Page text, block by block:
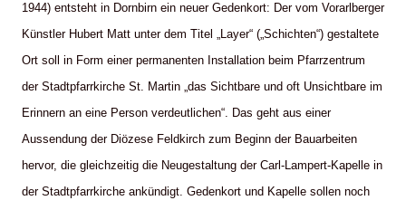
1944) entsteht in Dornbirn ein neuer Gedenkort: Der vom Vorarlberger
Künstler Hubert Matt unter dem Titel „Layer“ („Schichten“) gestaltete
Ort soll in Form einer permanenten Installation beim Pfarrzentrum
der Stadtpfarrkirche St. Martin „das Sichtbare und oft Unsichtbare im
Erinnern an eine Person verdeutlichen“. Das geht aus einer
Aussendung der Diözese Feldkirch zum Beginn der Bauarbeiten
hervor, die gleichzeitig die Neugestaltung der Carl-Lampert-Kapelle in
der Stadtpfarrkirche ankündigt. Gedenkort und Kapelle sollen noch